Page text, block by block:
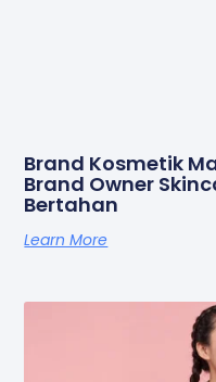
Brand Kosmetik
Brand Owner
Bertahan
Learn More